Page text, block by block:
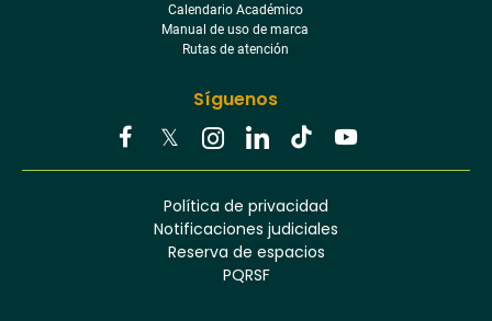
Síguenos
TwitterInstagramLinkedinTiktokYoutube
Calendario Académico
Manual de uso de marca
Rutas de atención
Política de privacidad
Notificaciones judiciales
Reserva de espacios
PQRSF